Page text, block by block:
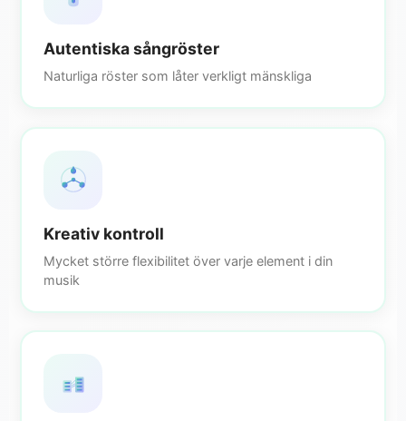
Autentiska sångröster
Naturliga röster som låter verkligt mänskliga
Kreativ kontroll
Mycket större flexibilitet över varje element i din
musik